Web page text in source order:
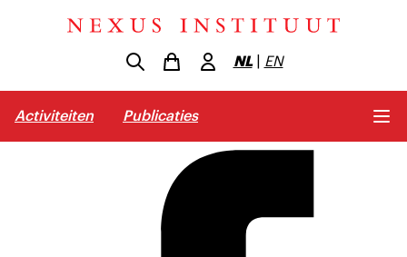
NL| EN
Activiteiten Publicaties